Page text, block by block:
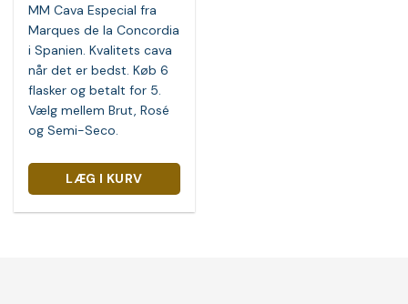
var:
714,00 kr.. 595,00 kr..
MM Cava Especial fra
Marques de la Concordia
i Spanien. Kvalitets cava
når det er bedst. Køb 6
flasker og betalt for 5.
Vælg mellem Brut, Rosé
og Semi-Seco.
LÆG I KURV